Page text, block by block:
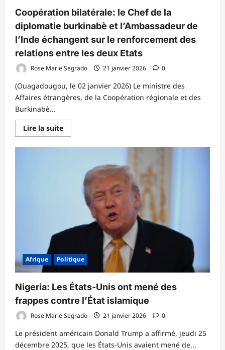
Coopération bilatérale: le Chef de la
diplomatie burkinabè et l’Ambassadeur de
l’Inde échangent sur le renforcement des
relations entre les deux Etats
Rose Marie Segrado 21 janvier 2026 0
(Ouagadougou, le 02 janvier 2026) Le ministre des
Affaires étrangères, de la Coopération régionale et des
Burkinabè...
Lire la suiteEn
savoir
sur
diplomatie
burkinabè
l’Ambassadeur
de
l’Inde
le
renforcement
relations
entre
les
deux
Etats
Afrique Politique
Nigeria: Les États-Unis ont mené des
frappes contre l’État islamique
Rose Marie Segrado 21 janvier 2026 0
Le président américain Donald Trump a affirmé, jeudi 25
décembre 2025, que les États-Unis avaient mené de...